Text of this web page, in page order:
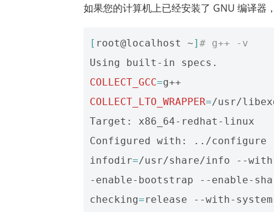
如果您的计算机上已经安装了 GNU 编译器
[ root@localhost ~] # g++ -v
COLLECT_GCC=
COLLECT_LTO_WRAPPER=/usr/
Target: x86_64-redhat-linux
Configured with: ../
infodir=/usr/share/info --
-enable-bootstrap --enable-
checking=release --with-